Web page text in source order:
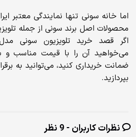
اما خانه سونی تنها نمایندگی معتبر
محصولات اصل برند سونی از جمله
می‌خواهید آن را با قیمت مناسب و
ضمانت خریداری کنید، می‌توانید به
بپردازید.
نظرات کاربران - 9 نظر